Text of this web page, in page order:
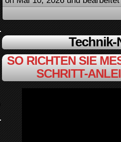
SO RICHTEN SIE
SCHRITT-